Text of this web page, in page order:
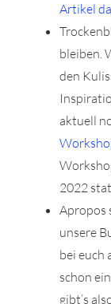
Artikel
bleiben.
den
aktuell
2022
Apropos
unsere
bei euch
schon
gibt’s